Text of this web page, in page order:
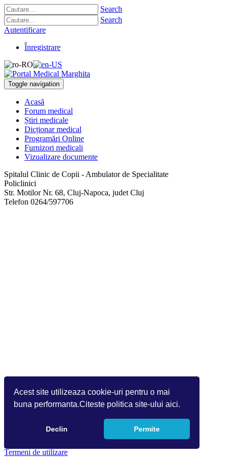
Acest site utilizeaza cookie-uri pentru o mai
buna performanta.Citeste politica site-ului aici.
Declin Permite
Search
Search
Autentificare
Înregistrare
Toggle navigation
Acasă
Forum medical
Știri medicale
Dicționar medical
Programări Online
Furnizori medicali
Vizualizare documente
Spitalul Clinic de Copii - Ambulator de Specialitate
Policlinici
Str. Motilor Nr. 68, Cluj-Napoca, judet Cluj
Telefon 0264/597706
Termeni de utilizare